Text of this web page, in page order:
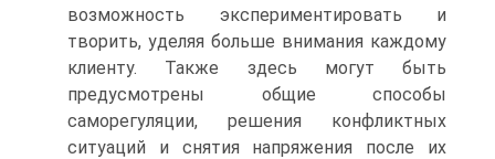
возможность экспериментировать и
творить, уделяя больше внимания каждому
клиенту. Также здесь могут быть
предусмотрены общие способы
саморегуляции, решения конфликтных
ситуаций и снятия напряжения после их